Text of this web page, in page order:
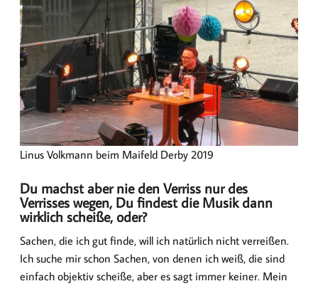
Linus Volkmann beim Maifeld Derby 2019
Du machst aber nie den Verriss nur des
Verrisses wegen, Du findest die Musik dann
wirklich scheiße, oder?
Sachen, die ich gut finde, will ich natürlich nicht verreißen.
Ich suche mir schon Sachen, von denen ich weiß, die sind
einfach objektiv scheiße, aber es sagt immer keiner. Mein